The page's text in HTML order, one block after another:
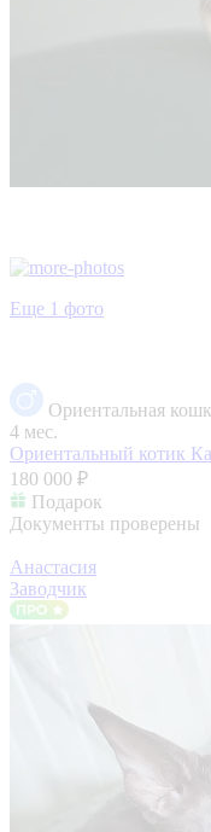
Еще 1 фото
Ориентальная
4 мес.
Ориентальный котик
180 000 ₽
Подарок
Документы проверены
Анастасия
Заводчик